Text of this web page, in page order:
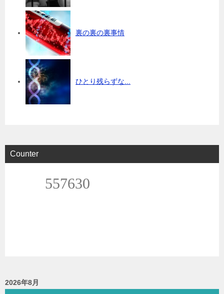
裏の裏の裏事情
ひとり残らずな...
Counter
2026年8月